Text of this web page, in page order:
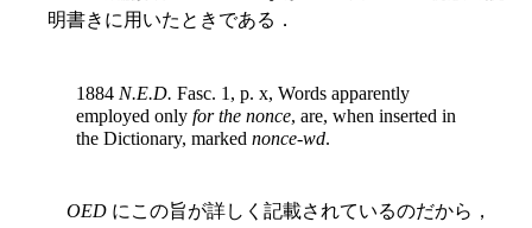
明書きに用いたときである．
1884 N.E.D. Fasc. 1, p. x, Words apparently
employed only for the nonce, are, when inserted in
the Dictionary, marked nonce-wd.
OED にこの旨が詳しく記載されているのだから，